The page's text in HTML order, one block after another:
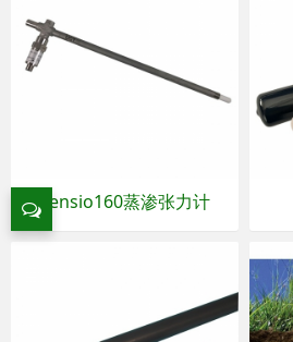
Tensio160蒸渗张力计